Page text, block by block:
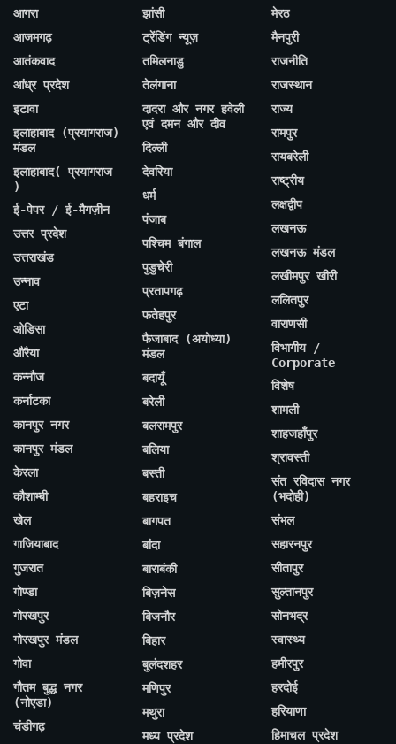
आगरा
आजमगढ़
आतंकवाद
आंध्र प्रदेश
इटावा
इलाहाबाद (प्रयागराज)
मंडल
इलाहाबाद( प्रयागराज
)
ई-पेपर / ई-मैगज़ीन
उत्तर प्रदेश
उत्तराखंड
उन्नाव
एटा
ओडिसा
औरैया
कन्नौज
कर्नाटका
कानपुर नगर
कानपुर मंडल
केरला
कौशाम्बी
खेल
गाजियाबाद
गुजरात
गोण्डा
गोरखपुर
गोरखपुर मंडल
गोवा
गौतम बुद्ध नगर
(नोएडा)
चंडीगढ़
झांसी
ट्रेंडिंग न्यूज़
तमिलनाडु
तेलंगाना
दादरा और नगर हवेली
एवं दमन और दीव
दिल्ली
देवरिया
धर्म
पंजाब
पश्चिम बंगाल
पुडुचेरी
प्रतापगढ़
फतेहपुर
फैजाबाद (अयोध्या)
मंडल
बदायूँ
बरेली
बलरामपुर
बलिया
बस्ती
बहराइच
बागपत
बांदा
बाराबंकी
बिज़नेस
बिजनौर
बिहार
बुलंदशहर
मणिपुर
मथुरा
मध्य प्रदेश
मेरठ
मैनपुरी
राजनीति
राजस्थान
राज्य
रामपुर
रायबरेली
राष्ट्रीय
लक्षद्वीप
लखनऊ
लखनऊ मंडल
लखीमपुर खीरी
ललितपुर
वाराणसी
विभागीय /
Corporate
विशेष
शामली
शाहजहाँपुर
श्रावस्ती
संत रविदास नगर
(भदोही)
संभल
सहारनपुर
सीतापुर
सुल्तानपुर
सोनभद्र
स्वास्थ्य
हमीरपुर
हरदोई
हरियाणा
हिमाचल प्रदेश